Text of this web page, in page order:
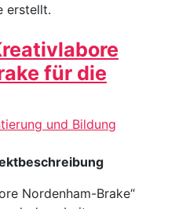
erstellt.
für die
und Bildung
Nordenham-Brake“